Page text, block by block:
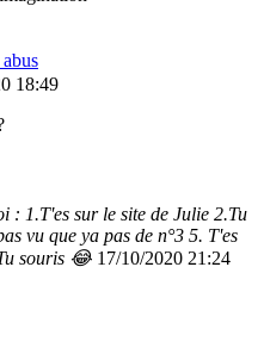
18:49
: 1.T'es sur le site de Julie 2.Tu
vu que ya pas de n°3 5. T'es
souris 😂 17/10/2020 21:24